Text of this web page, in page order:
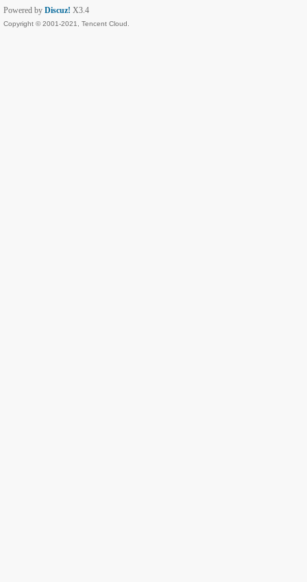
Powered by Discuz! X3.4
Copyright © 2001-2021, Tencent Cloud.